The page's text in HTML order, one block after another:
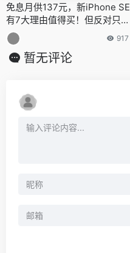
免息月供137元，新iPhone SE
有7大理由值得买！但反对只需
这1个
917
暂无评论